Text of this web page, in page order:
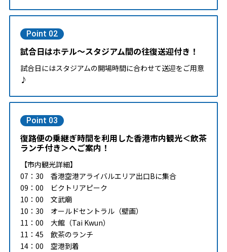
Point 02
試合日はホテル～スタジアム間の往復送迎付き！
試合日にはスタジアムの開場時間に合わせて送迎をご用意
♪
Point 03
復路便の乗継ぎ時間を利用した香港市内観光＜飲茶
ランチ付き＞へご案内！
【市内観光詳細】
07：30 香港空港アライバルエリア出口Bに集合
09：00 ビクトリアピーク
10：00 文武廟
10：30 オールドセントラル（壁画）
11：00 大館（Tai Kwun）
11：45 飲茶のランチ
14：00 空港到着